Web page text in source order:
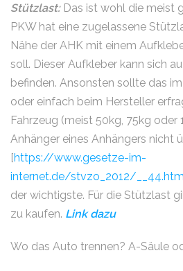
Stützlast:Das ist wohl die meist
PKW hat eine zugelassene
Nähe der AHK mit einem
soll. Dieser Aufkleber kann sich
befinden. Ansonsten sollte das
oder einfach beim Hersteller
Fahrzeug (meist 50kg, 75kg oder
Anhänger eines Anhängers nicht
[https://www.gesetze-im-
internet.de/stvzo_2012/
der wichtigste. Für die Stützlast
zu kaufen. Link dazu
Wo das Auto trennen? A-Säule